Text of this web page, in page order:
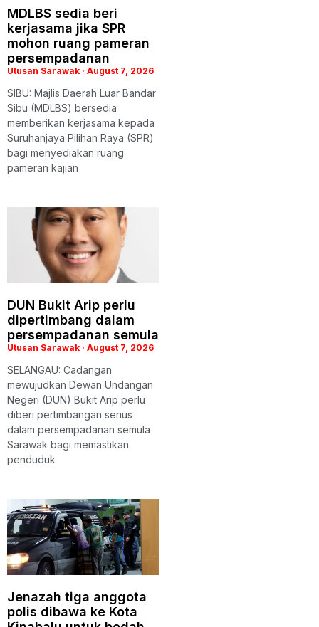
MDLBS sedia beri
kerjasama jika SPR
mohon ruang pameran
persempadanan
Utusan Sarawak August 7, 2026
SIBU: Majlis Daerah Luar Bandar
Sibu (MDLBS) bersedia
memberikan kerjasama kepada
Suruhanjaya Pilihan Raya (SPR)
bagi menyediakan ruang
pameran kajian
DUN Bukit Arip perlu
dipertimbang dalam
persempadanan semula
Utusan Sarawak August 7, 2026
SELANGAU: Cadangan
mewujudkan Dewan Undangan
Negeri (DUN) Bukit Arip perlu
diberi pertimbangan serius
dalam persempadanan semula
Sarawak bagi memastikan
penduduk
Jenazah tiga anggota
polis dibawa ke Kota